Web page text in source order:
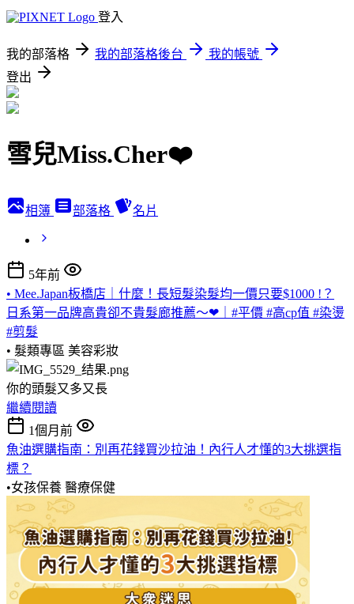
登入
我的部落格 我的部落格後台
我的帳號
登出
雪兒Miss.Cher❤️
相簿 部落格 名片
5年前
• Mee.Japan板橋店｜什麼！長短髮染髮均一價只要$1000 !？
日系第一品牌高貴卻不貴髮廊推薦～❤｜#平價 #高cp值 #染燙
#剪髮
• 髮類專區 美容彩妝
你的頭髮又多又長
繼續閱讀
1個月前
魚油選購指南：別再花錢買沙拉油！內行人才懂的3大挑選指
標？
•女孩保養 醫療保健